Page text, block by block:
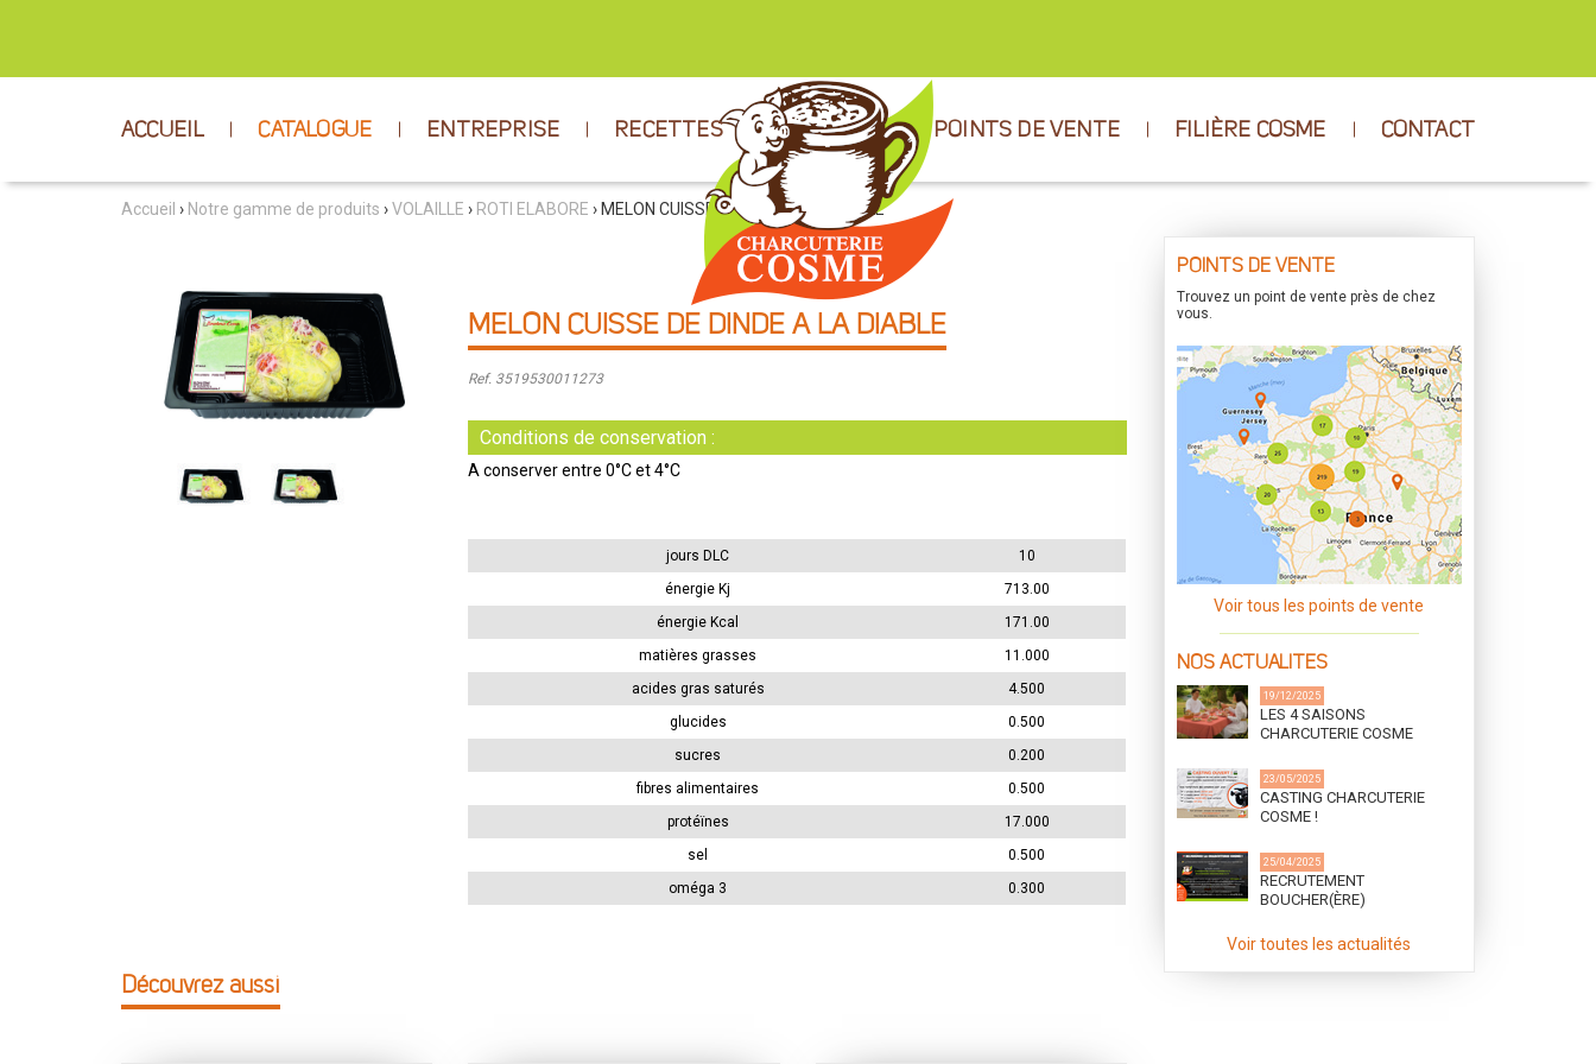
ACCUEIL CATALOGUE ENTREPRISE RECETTES POINTS DE VENTE FILIÈRE COSME CONTACT
Accueil › Notre gamme de produits ›VOLAILLE › ROTI ELABORE › MELON CUISSE DE DINDE A LA DIABLE
MELON CUISSE DE DINDE A LA DIABLE
Ref. 3519530011273
Conditions de conservation :
A conserver entre 0°C et 4°C
jours DLC
10
énergie Kj
713.00
énergie Kcal
171.00
matières grasses
11.000
acides gras saturés
4.500
glucides
0.500
sucres
0.200
fibres alimentaires
0.500
protéïnes
17.000
sel
0.500
oméga 3
0.300
Découvrez aussi
POINTS DE VENTE
Trouvez un point de vente près de chez
vous.
Voir tous les points de vente
NOS ACTUALITES
19/12/2025
LES 4 SAISONS
CHARCUTERIE COSME
23/05/2025
CASTING CHARCUTERIE
COSME !
25/04/2025
RECRUTEMENT
BOUCHER(ÈRE)
CUISINIER(ÈRE)
Voir toutes les actualités